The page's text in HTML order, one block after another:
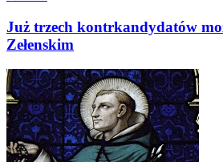
Już trzech kontrkandydatów
Zełenskim